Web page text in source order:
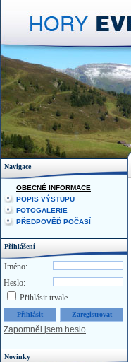
Navigace
OBECNÉ INFORMACE
POPIS VÝSTUPU
FOTOGALERIE
PŘEDPOVĚĎ POČASÍ
Přihlášení
Jméno:
Heslo:
Přihlásit trvale
Zapomněl jsem heslo
Novinky